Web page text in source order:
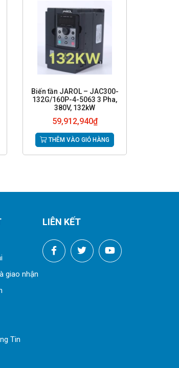
Biến tần JAROL – JAC300-
132G/160P-4-5063 3 Pha,
380V, 132kW
59,912,940₫
THÊM VÀO GIỎ HÀNG
giao nhận
Tin
LIÊN KẾT